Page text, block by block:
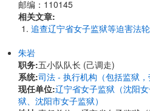
邮编：110145
相关文章:
追查辽宁省女子监狱等迫害法
朱岩
职务:五小队队长 (己调走)
系统:司法 - 执行机构（包括监狱，
现任单位:辽宁省女子监狱（沈阳
狱、沈阳市女子监狱）